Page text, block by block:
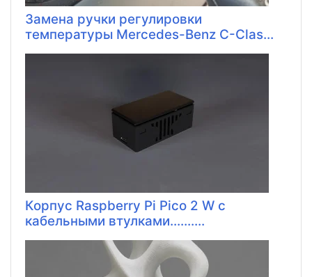
Замена ручки регулировки
температуры Mercedes-Benz C-Clas...
Корпус Raspberry Pi Pico 2 W с
кабельными втулками..........